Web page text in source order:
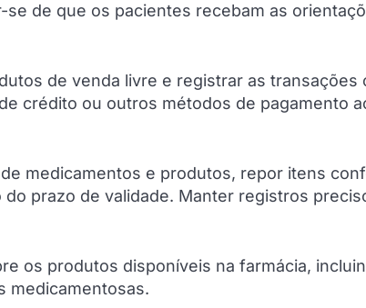
de que os pacientes recebam as
de venda livre e registrar as transações
crédito ou outros métodos de pagamento
medicamentos e produtos, repor itens
prazo de validade. Manter registros
os produtos disponíveis na farmácia,
medicamentosas.